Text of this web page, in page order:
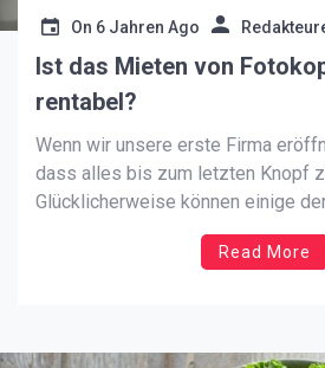
On 6 Jahren Ago
Ist das Mieten von
rentabel?
Wenn wir unsere erste Firma
dass alles bis zum letzten Knopf
Glücklicherweise können einige
externes Unternehmen
um die Büroausstattung kümmert,
Read More